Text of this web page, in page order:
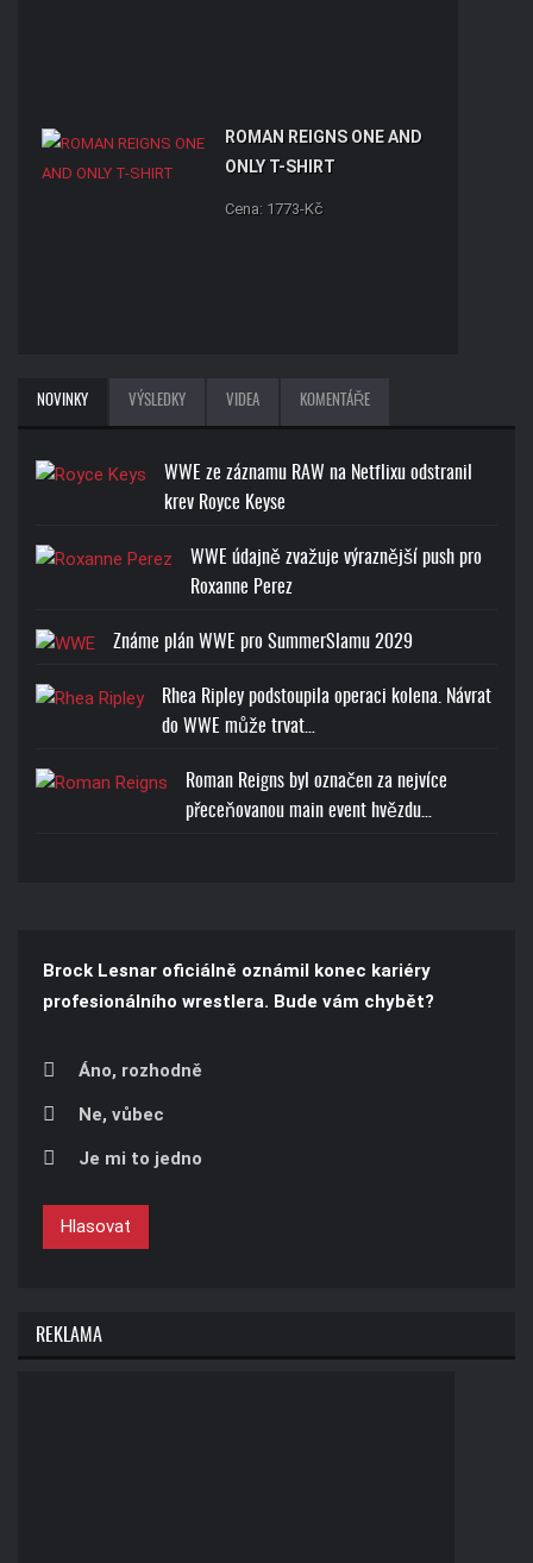
ROMAN REIGNS ONE AND
ONLY T-SHIRT
Cena: 1773-Kč
RANDY ORTON RKO SKULL
Cena: 1773-Kč
BROCK LESNAR BEAST T-
Cena: 1773-Kč
NOVINKY VÝSLEDKY VIDEA KOMENTÁŘE
WWE ze záznamu RAW na Netflixu odstranil
krev Royce Keyse
WWE údajně zvažuje výraznější push pro
Roxanne Perez
Známe plán WWE pro SummerSlamu 2029
Rhea Ripley podstoupila operaci kolena. Návrat
do WWE může trvat…
Roman Reigns byl označen za nejvíce
přeceňovanou main event hvězdu…
Brock Lesnar oficiálně oznámil konec kariéry
profesionálního wrestlera. Bude vám chybět?
Áno, rozhodně
Ne, vůbec
Je mi to jedno
Hlasovat
REKLAMA